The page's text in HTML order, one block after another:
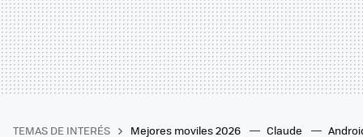
TEMAS DE INTERÉS Mejores moviles 2026 Claude